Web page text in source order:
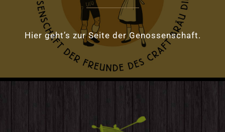
Hier geht’s zur Seite der Genossenschaft.